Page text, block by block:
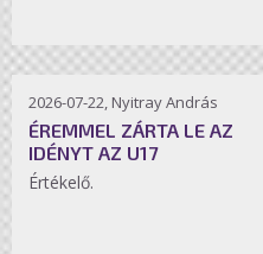
2026-07-22, Nyitray András
ÉREMMEL ZÁRTA LE AZ
IDÉNYT AZ U17
Értékelő.